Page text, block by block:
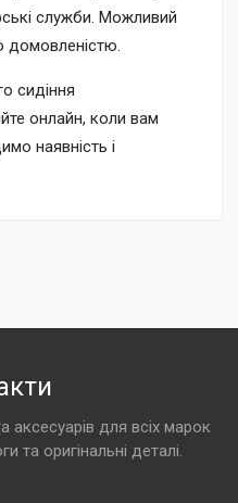
служби. Можливий
домовленістю.
сидіння
онлайн, коли вам
наявність і
аксесуарів для всіх марок
та оригінальні деталі.